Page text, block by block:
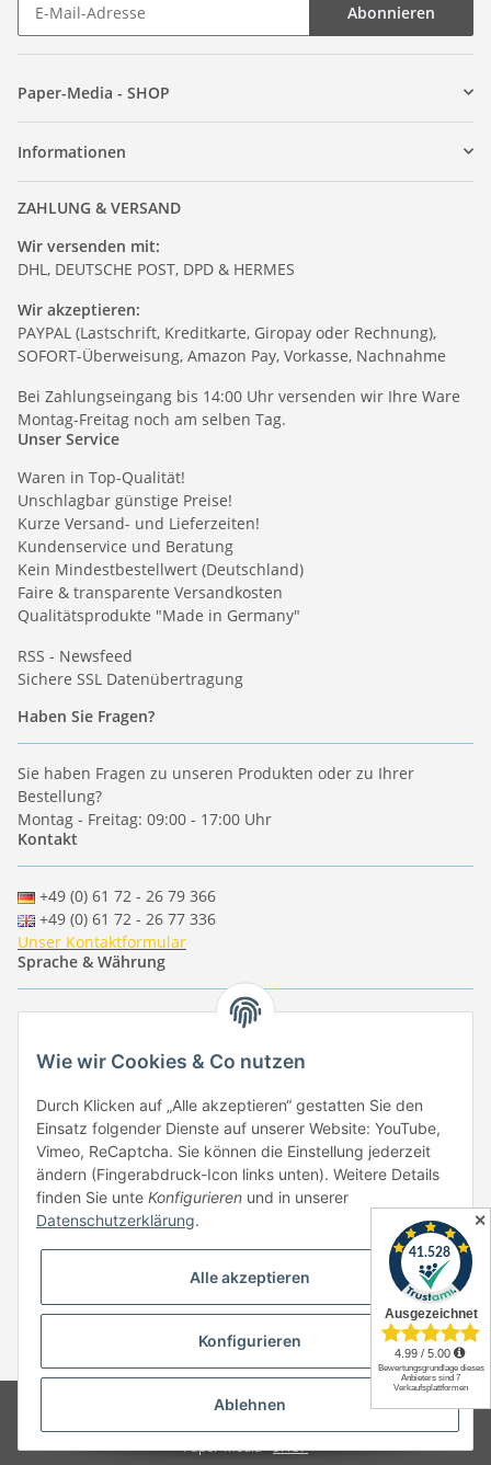
Abonnieren
Paper-Media - SHOP
Informationen
ZAHLUNG & VERSAND
Wir versenden mit:
DHL, DEUTSCHE POST, DPD & HERMES
Wir akzeptieren:
PAYPAL (Lastschrift, Kreditkarte, Giropay oder Rechnung),
SOFORT-Überweisung, Amazon Pay, Vorkasse, Nachnahme
Bei Zahlungseingang bis 14:00 Uhr versenden wir Ihre Ware
Montag-Freitag noch am selben Tag.
Unser Service
Waren in Top-Qualität!
Unschlagbar günstige Preise!
Kurze Versand- und Lieferzeiten!
Kundenservice und Beratung
Kein Mindestbestellwert (Deutschland)
Faire & transparente Versandkosten
Qualitätsprodukte "Made in Germany"
RSS - Newsfeed
Sichere SSL Datenübertragung
Haben Sie Fragen?
Sie haben Fragen zu unseren Produkten oder zu Ihrer
Bestellung?
Montag - Freitag: 09:00 - 17:00 Uhr
Kontakt
+49 (0) 61 72 - 26 79 366
+49 (0) 61 72 - 26 77 336
Unser Kontaktformular
Sprache & Währung
- - -
-
EUR-GBP-USD-CHF
Händlerbund
Vertrag widerrufen
* Alle Preise inkl. gesetzlicher USt., zzgl.Versand
© Copyright by Paper-Media - (2006-2026)
Design & Motivpapier -
Qualitätsprodukte Made in Germany
Paper-Media -SHOP
✕
Wie wir Cookies & Co nutzen
Durch Klicken auf „Alle akzeptieren“ gestatten Sie den
Einsatz folgender Dienste auf unserer Website: YouTube,
Vimeo, ReCaptcha. Sie können die Einstellung jederzeit
ändern (Fingerabdruck-Icon links unten). Weitere Details
finden Sie unte Konfigurieren und in unserer
Datenschutzerklärung.
Alle akzeptieren
Konfigurieren
Ablehnen